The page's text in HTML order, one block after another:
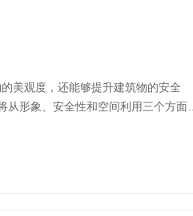
美观度，还能够提升建筑物的安全
从形象、安全性和空间利用三个方面